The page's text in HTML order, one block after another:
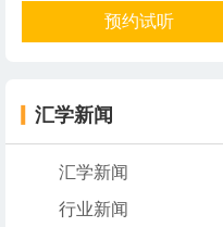
汇学新闻
汇学新闻
行业新闻